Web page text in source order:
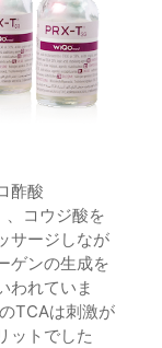
酢酸
、コウジ酸を
サージしなが
ゲンの生成を
われていま
ットでした